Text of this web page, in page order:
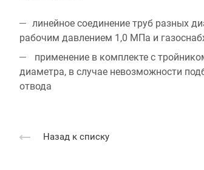
линейное соединение труб разных
рабочим давлением 1,0 МПа и
применение в комплекте с
диаметра, в случае невозможности
отвода
Назад к списку